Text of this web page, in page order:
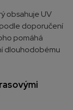
obsahuje UV
doporučení
pomáhá
dlouhodobému